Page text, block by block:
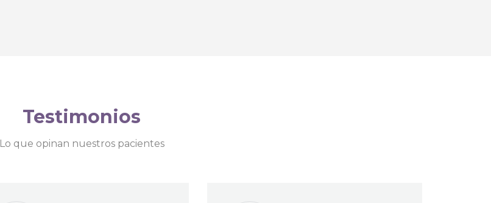
Testimonios
Lo que opinan nuestros pacientes